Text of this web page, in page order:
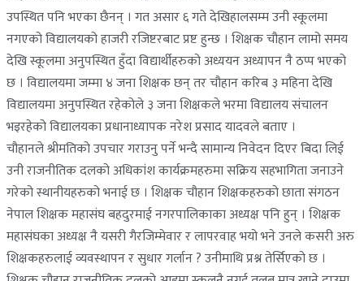
उपस्थित पनि भएका छैनन् । गत असार ६ गते देखिहालसम्म उनी स्कूलमा
नगएको विद्यालयको हाजरी रजिष्टरबाट प्रष्ट हुन्छ । शिक्षक चौहान लामो समय
देखि स्कूलमा अनुपस्थित हुँदा विद्यार्थीहरुको अध्ययन अध्यापन नै ठप्प भएको
छ । विद्यालयमा जम्मा ४ जना शिक्षक छन् तर चौहान करिब ३ महिना देखि
विद्यालयमा अनुपस्थित रहेकोले ३ जना शिक्षकले भरमा विद्यालय संचालन
भइरहेको विद्यालयका प्रधानाध्यापक नरेश प्रसाद यादवले बताए ।
चौहानले श्रीमतिको उपचार गराउनु पर्ने भन्दै सामान्य निवेदन दिएर बिदा लिई
उनी राजनीतिक दलको अधिकांश कार्यक्रमहरुमा सक्रिय सहभागिता जनाउने
गरेको स्थानीयहरुको भनाई छ । शिक्षक चौहान शिक्षकहरुको छाता संगठन
नेपाल शिक्षक महासंघ बहदुरमाई नगरपालिकाका अध्यक्ष पनि हुन् । शिक्षक
महासंघका अध्यक्ष नै यसरी गैरजिम्मेवार र लापरवाह भयो भने उनले कसरी अरु
शिक्षकहरुलाई व्यवस्थापन र सुधार गर्लान ? उनीमाथि प्रश्न तेर्सिएको छ ।